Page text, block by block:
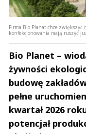
Firma Bio Planat chce zwiększyć
konfekcjonowania mają ruszyć
Bio Planet –
żywności
budowę
pełne
kwartał 2026
potencjał